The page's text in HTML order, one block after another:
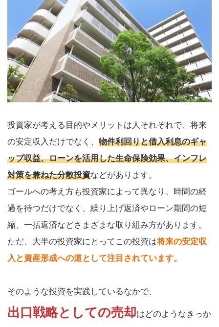
投資家が考える目的やメリットは人それぞれで、将来
の安定収入だけでなく、 物件利回りと借入利息のギャ
ップ収益、ローンを活用した生命保険効果、インフレ
対策を兼ねた分散投資などがあります。
ゴールへの考え方も投資家によって異なり、時間の経
過を待つだけでなく、繰り上げ返済やローン期間の短
縮、一括返済などさまざまな取り組み方があります。
ただ、大半の投資家にとってこの投資は将来の安定収
入と資産形成への道として注目されています。
そのような投資を実践しているなかで、
出口戦略としての売却はどのようなきっか